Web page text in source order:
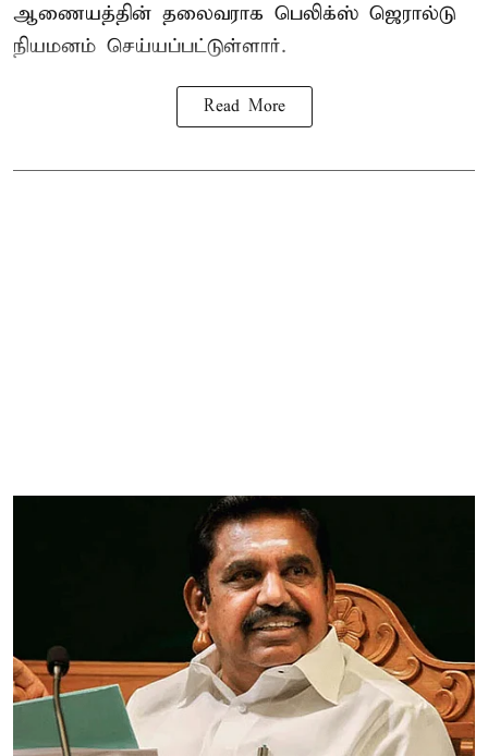
ஆணையத்தின் தலைவராக பெலிக்ஸ் ஜெரால்டு
நியமனம் செய்யப்பட்டுள்ளார்.
Read More